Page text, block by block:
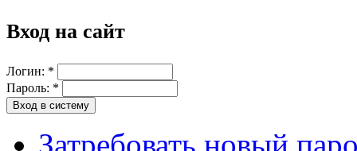
Вход на сайт
Логин: *
Пароль: *
Затребовать новый